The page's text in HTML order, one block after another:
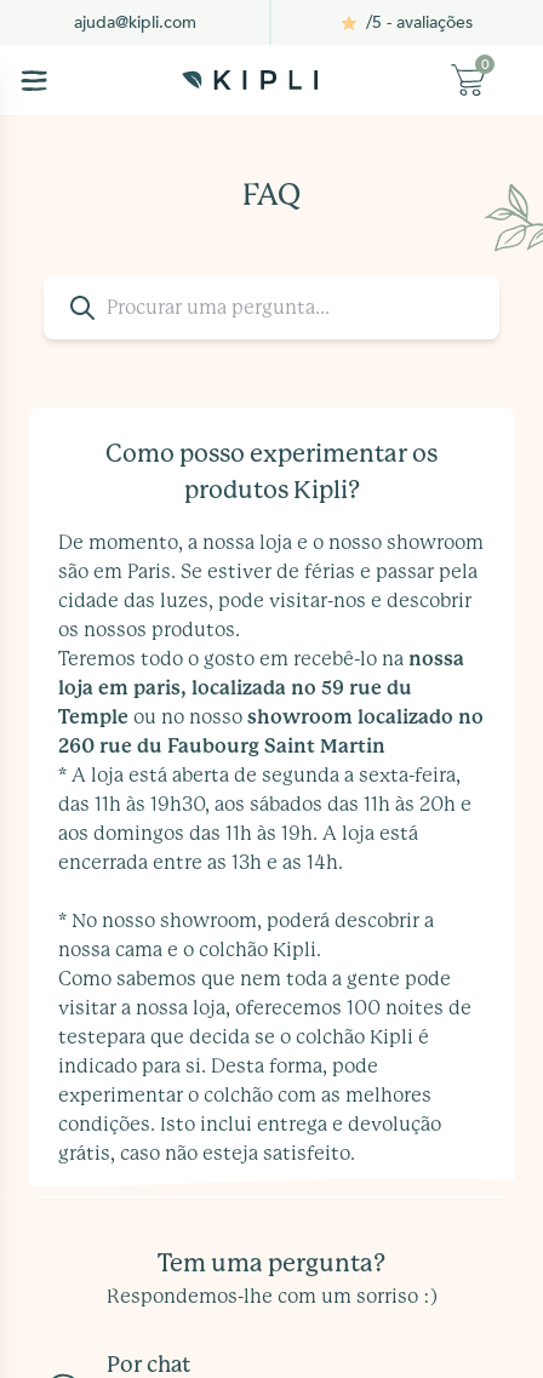
ajuda@kipli.com /5 - avaliações
0
FAQ
Como posso experimentar os
produtos Kipli?
De momento, a nossa loja e o nosso showroom
são em Paris. Se estiver de férias e passar pela
cidade das luzes, pode visitar-nos e descobrir
os nossos produtos.
Teremos todo o gosto em recebê-lo na nossa
loja em paris, localizada no 59 rue du
Temple ou no nosso showroom localizado no
260 rue du Faubourg Saint Martin
* A loja está aberta de segunda a sexta-feira,
das 11h às 19h30, aos sábados das 11h às 20h e
aos domingos das 11h às 19h. A loja está
encerrada entre as 13h e as 14h.
* No nosso showroom, poderá descobrir a
nossa cama e o colchão Kipli.
Como sabemos que nem toda a gente pode
visitar a nossa loja, oferecemos 100 noites de
testepara que decida se o colchão Kipli é
indicado para si. Desta forma, pode
experimentar o colchão com as melhores
condições. Isto inclui entrega e devolução
grátis, caso não esteja satisfeito.
Tem uma pergunta?
Respondemos-lhe com um sorriso :)
Por chat